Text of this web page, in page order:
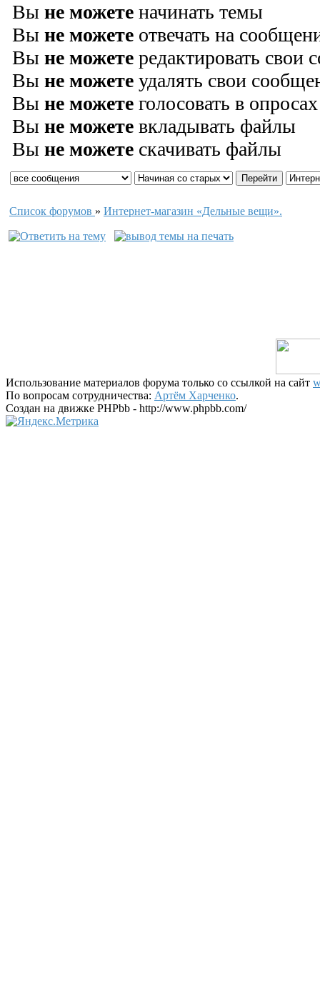
Вы не можете начинать темы
Вы не можете отвечать на
Вы не можете редактировать свои
Вы не можете удалять свои
Вы не можете голосовать в опросах
Вы не можете вкладывать файлы
Вы не можете скачивать файлы
Список форумов » Интернет-магазин «Дельные вещи».
Использование материалов форума только со ссылкой на сайт
По вопросам сотрудничества: Артём Харченко.
Создан на движке PHPbb - http://www.phpbb.com/